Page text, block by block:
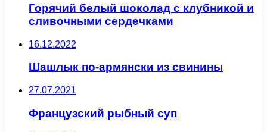
Горячий белый шоколад с клубникой и
сливочными сердечками
16.12.2022
Шашлык по-армянски из свинины
27.07.2021
Французский рыбный суп